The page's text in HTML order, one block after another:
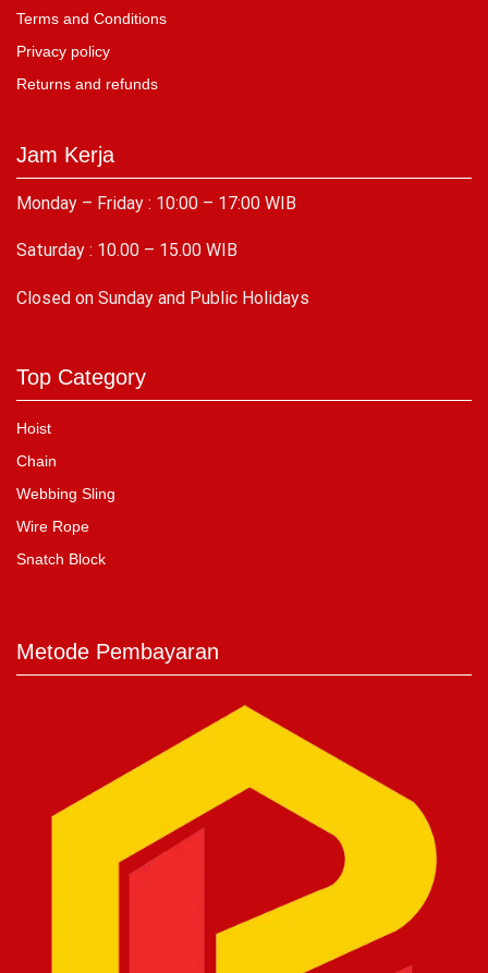
Terms and Conditions
Privacy policy
Returns and refunds
Jam Kerja
Monday – Friday : 10:00 – 17:00 WIB
Saturday : 10.00 – 15.00 WIB
Closed on Sunday and Public Holidays
Top Category
Hoist
Chain
Webbing Sling
Wire Rope
Snatch Block
Metode Pembayaran